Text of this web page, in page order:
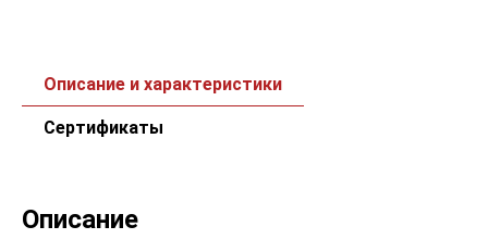
Описание и характеристики
Сертификаты
Описание